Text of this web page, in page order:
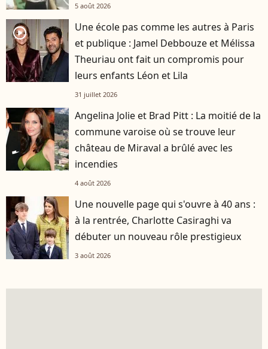
5 août 2026
player2
Une école pas comme les autres à Paris
et publique : Jamel Debbouze et Mélissa
Theuriau ont fait un compromis pour
leurs enfants Léon et Lila
31 juillet 2026
Angelina Jolie et Brad Pitt : La moitié de la
commune varoise où se trouve leur
château de Miraval a brûlé avec les
incendies
4 août 2026
Une nouvelle page qui s'ouvre à 40 ans :
à la rentrée, Charlotte Casiraghi va
débuter un nouveau rôle prestigieux
3 août 2026